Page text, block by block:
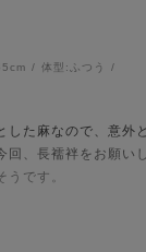
体型: ふつう
た麻なので、意外
回、長襦袢をお願
です。
てた長襦袢ですが